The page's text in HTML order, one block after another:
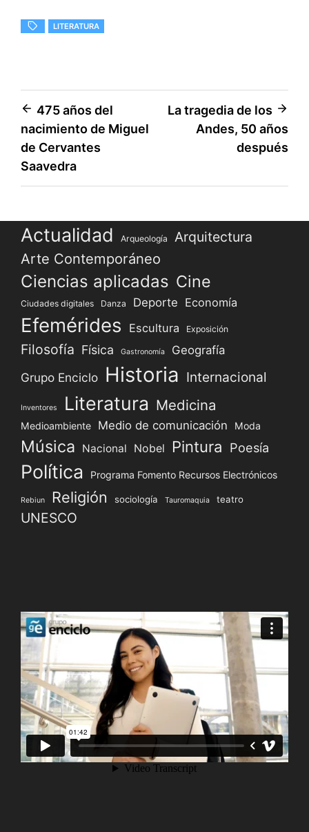
LITERATURA
Navegación
de
entradas
475 años del
nacimiento de Miguel
de Cervantes
Saavedra
La tragedia de los
Andes, 50 años
después
Actualidad Arqueología Arquitectura
Arte Contemporáneo
Ciencias aplicadas Cine
Ciudades digitales Danza Deporte Economía
Efemérides Escultura Exposición
Filosofía Física Gastronomía Geografía
Grupo Enciclo Historia Internacional
Inventores Literatura Medicina
Medioambiente Medio de comunicación Moda
Música Nacional Nobel Pintura Poesía
Política Programa Fomento Recursos Electrónicos
Rebiun Religión sociología Tauromaquia teatro
UNESCO